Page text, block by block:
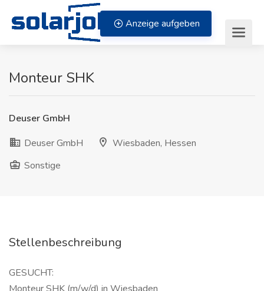
Zum Inhalt springen
Anzeige aufgeben
Monteur SHK
Deuser GmbH
Deuser GmbH
Wiesbaden, Hessen
Sonstige
Stellenbeschreibung
GESUCHT: